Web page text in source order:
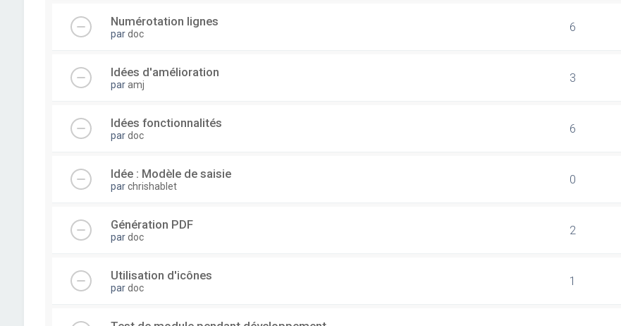
Numérotation lignes
pardoc 6
Idées d'amélioration
paramj 3
Idées fonctionnalités
pardoc 6
Idée : Modèle de saisie
parchrishablet 0
Génération PDF
pardoc 2
Utilisation d'icônes
pardoc 1